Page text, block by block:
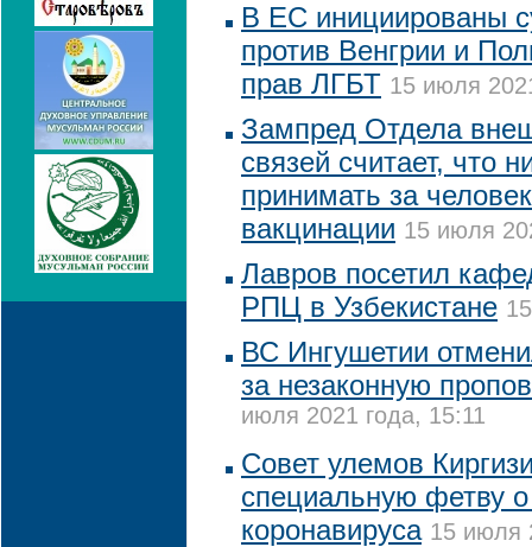
В ЕС инициированы
против Венгрии и
прав ЛГБТ 15 июля
Зампред Отдела
связей считает, что
принимать за
вакцинации 15 июля
Лавров посетил
РПЦ в Узбекистане
ВС Ингушетии
за незаконную
июля 2021 года, 15:11
Совет улемов
специальную фетву
коронавируса 15 июля